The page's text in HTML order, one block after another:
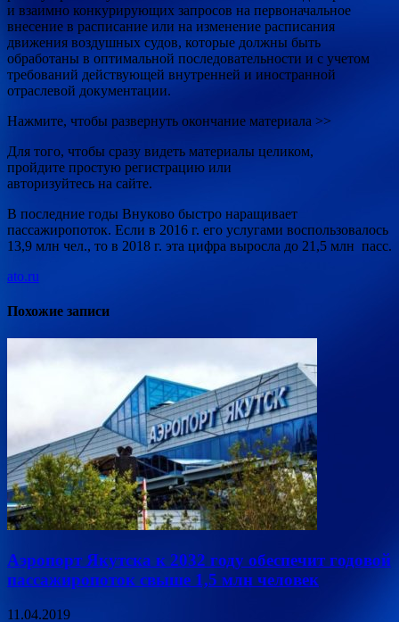
и взаимно конкурирующих запросов на первоначальное
внесение в расписание или на изменение расписания
движения воздушных судов, которые должны быть
обработаны в оптимальной последовательности и с учетом
требований действующей внутренней и иностранной
отраслевой документации.
Нажмите, чтобы развернуть окончание материала >>
Для того, чтобы сразу видеть материалы целиком,
пройдите простую регистрацию или
авторизуйтесь на сайте.
В последние годы Внуково быстро наращивает
пассажиропоток. Если в 2016 г. его услугами воспользовалось
13,9 млн чел., то в 2018 г. эта цифра выросла до 21,5 млн пасс.
ato.ru
Похожие записи
Аэропорт Якутска к 2032 году обеспечит годовой
пассажиропоток свыше 1,5 млн человек
11.04.2019